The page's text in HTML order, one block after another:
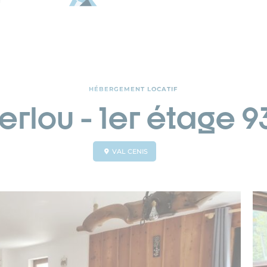
HÉBERGEMENT LOCATIF
- 1er étage
VAL CENIS